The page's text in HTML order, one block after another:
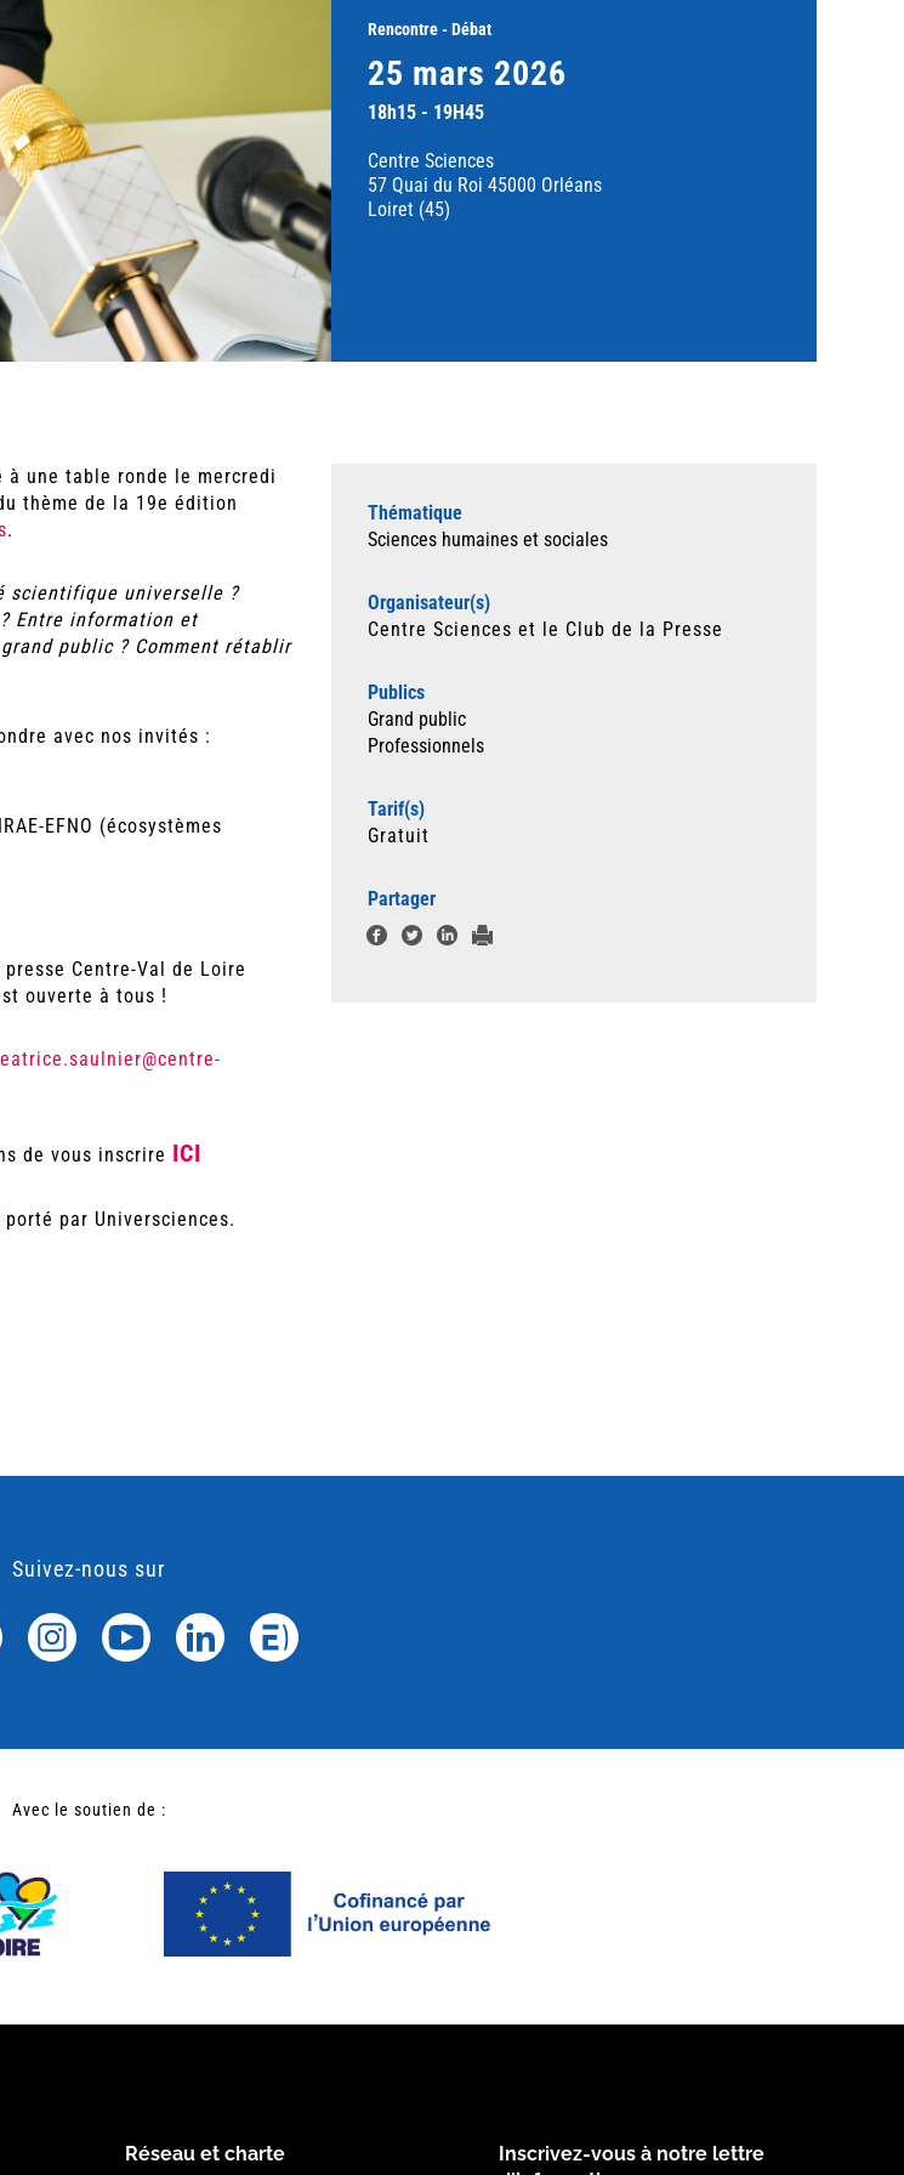
Rencontre - Débat
25 mars 2026
18h15 - 19H45
Centre Sciences
57 Quai du Roi 45000 Orléans
Loiret (45)
à une table ronde le mercredi
thème de la 19e édition
.
scientifique universelle ?
Entre information et
public ? Comment rétablir
avec nos invités :
EFNO (écosystèmes
Centre-Val de Loire
ouverte à tous !
de vous inscrire ICI
porté par Universciences.
Thématique
Sciences humaines et sociales
Organisateur(s)
Centre Sciences et le Club de la Presse
Publics
Grand public
Professionnels
Tarif(s)
Gratuit
Partager
Suivez-nous sur
Avec le soutien de :
Réseau et charte
Inscrivez-vous à notre lettre